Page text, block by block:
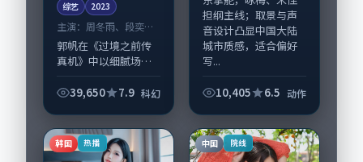
综艺 2023
主演： 周冬雨、段奕宏
等
郭帆在《过境之前传
真机》中以细腻场面
周冬雨、段奕宏领衔
美国完成制作协同，
2023-11-2...
39,650 7.9 科幻
担纲主线；取景与声
音设计凸显中国大陆
城市质感，适合偏好
写...
10,405 6.5 动作
韩国 热播 中国 院线